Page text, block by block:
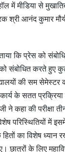
में मीडिया से
श्री आनंद कुमार
बताया कि प्रेस को
को संबोधित करते हुए
की सम
कार्य के सतत
ने कहा की परीक्षा
परिस्थितियों में
हितों का विशेष
छात्रों के लिए